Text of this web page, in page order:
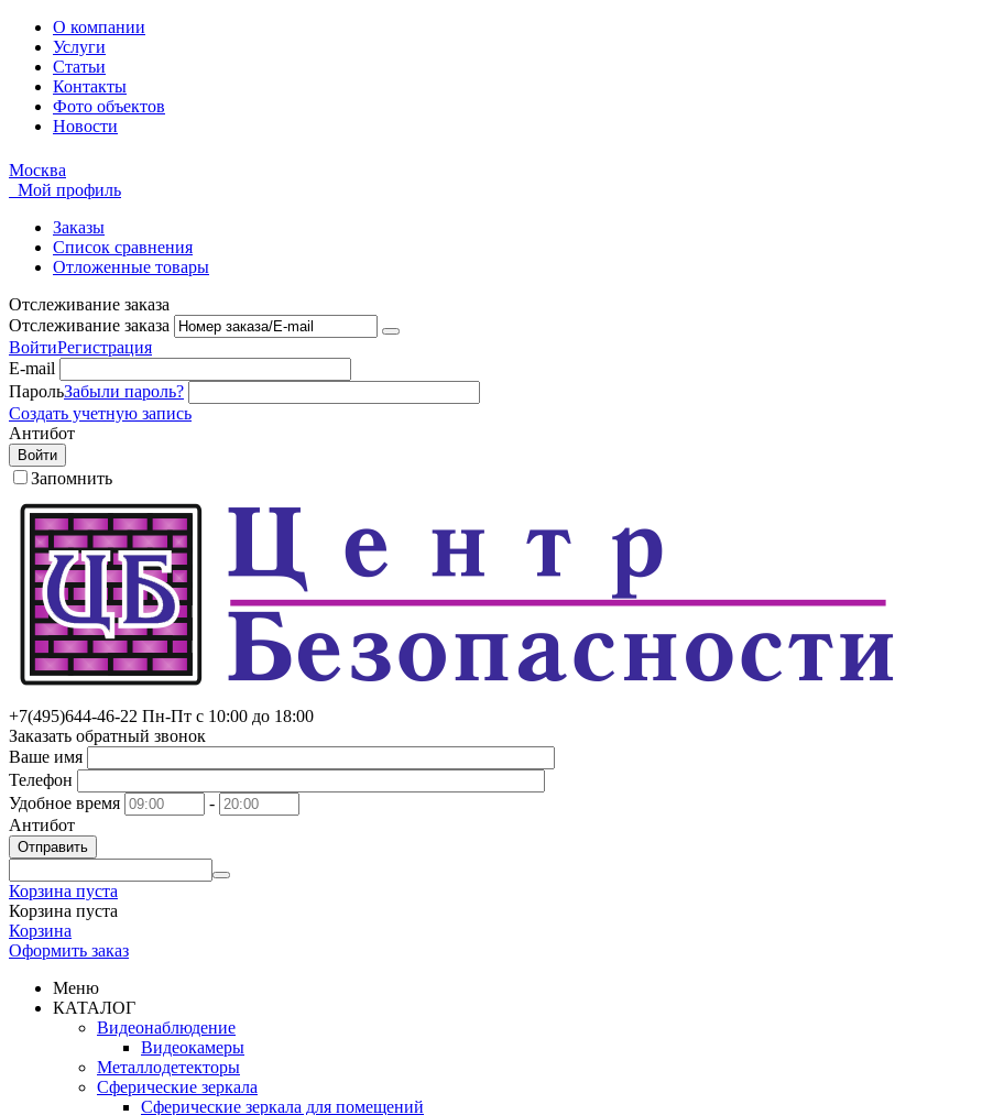
О компании
Услуги
Статьи
Контакты
Фото объектов
Новости
Москва
Мой профиль
Заказы
Список сравнения
Отложенные товары
Отслеживание заказа
Отслеживание заказа
ВойтиРегистрация
E-mail
ПарольЗабыли пароль?
Создать учетную запись
Антибот
Войти
Запомнить
+7(495)644-46-22 Пн-Пт с 10:00 до 18:00
Заказать обратный звонок
Ваше имя
Телефон
Удобное время
-
Антибот
Отправить
Корзина пуста
Корзина пуста
Корзина
Оформить заказ
Меню
КАТАЛОГ
Видеонаблюдение
Видеокамеры
Металлодетекторы
Сферические зеркала
Сферические зеркала для помещений